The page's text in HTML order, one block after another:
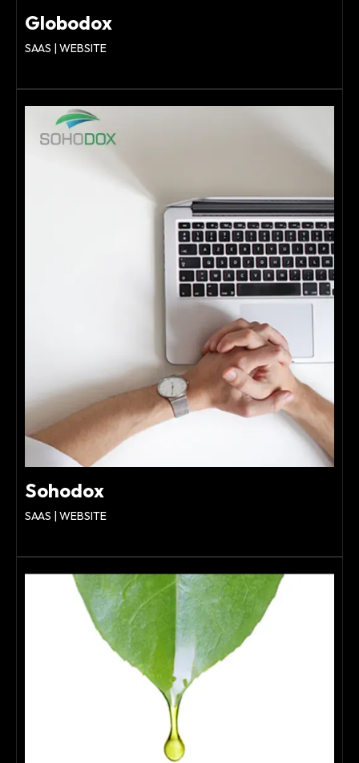
Globodox
SAAS | WEBSITE
Sohodox
SAAS | WEBSITE